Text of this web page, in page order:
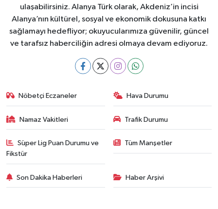
ulaşabilirsiniz. Alanya Türk olarak, Akdeniz’in incisi
Alanya’nın kültürel, sosyal ve ekonomik dokusuna katkı
sağlamayı hedefliyor; okuyucularımıza güvenilir, güncel
ve tarafsız haberciliğin adresi olmaya devam ediyoruz.
Nöbetçi Eczaneler Hava Durumu
Namaz Vakitleri Trafik Durumu
Süper Lig Puan Durumu ve
Fikstür
Tüm Manşetler
Son Dakika Haberleri Haber Arşivi